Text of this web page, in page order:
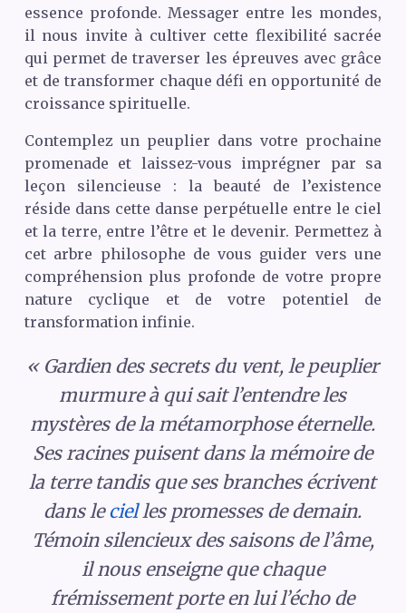
essence profonde. Messager entre les mondes,
il nous invite à cultiver cette flexibilité sacrée
qui permet de traverser les épreuves avec grâce
et de transformer chaque défi en opportunité de
croissance spirituelle.
Contemplez un peuplier dans votre prochaine
promenade et laissez-vous imprégner par sa
leçon silencieuse : la beauté de l’existence
réside dans cette danse perpétuelle entre le ciel
et la terre, entre l’être et le devenir. Permettez à
cet arbre philosophe de vous guider vers une
compréhension plus profonde de votre propre
nature cyclique et de votre potentiel de
transformation infinie.
« Gardien des secrets du vent, le peuplier
murmure à qui sait l’entendre les
mystères de la métamorphose éternelle.
Ses racines puisent dans la mémoire de
la terre tandis que ses branches écrivent
dans lecielles promesses de demain.
Témoin silencieux des saisons de l’âme,
il nous enseigne que chaque
frémissement porte en lui l’écho de